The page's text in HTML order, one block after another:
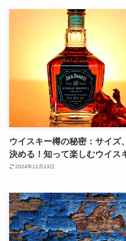
ウイスキー樽の秘密：サイズ
決める！知って楽しむウイス
2024年12月13日